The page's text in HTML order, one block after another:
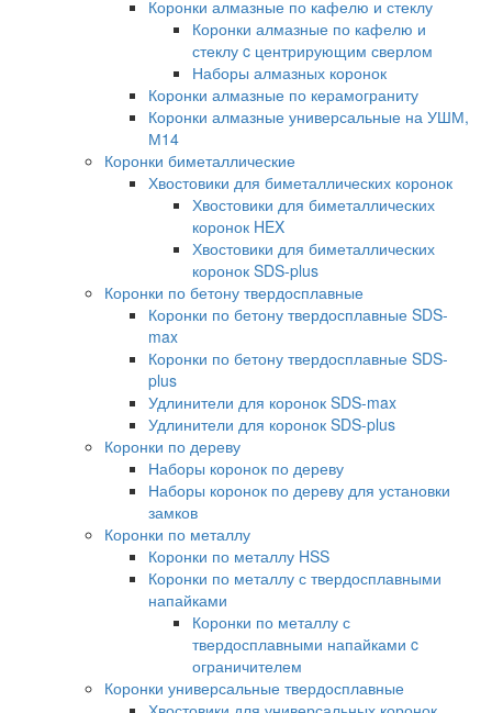
Коронки алмазные по кафелю и стеклу
Коронки алмазные по кафелю и
стеклу c центрирующим сверлом
Наборы алмазных коронок
Коронки алмазные по керамограниту
Коронки алмазные универсальные на УШМ,
М14
Коронки биметаллические
Хвостовики для биметаллических коронок
Хвостовики для биметаллических
коронок HEX
Хвостовики для биметаллических
коронок SDS-plus
Коронки по бетону твердосплавные
Коронки по бетону твердосплавные SDS-
max
Коронки по бетону твердосплавные SDS-
plus
Удлинители для коронок SDS-max
Удлинители для коронок SDS-plus
Коронки по дереву
Наборы коронок по дереву
Наборы коронок по дереву для установки
замков
Коронки по металлу
Коронки по металлу HSS
Коронки по металлу с твердосплавными
напайками
Коронки по металлу с
твердосплавными напайками c
ограничителем
Коронки универсальные твердосплавные